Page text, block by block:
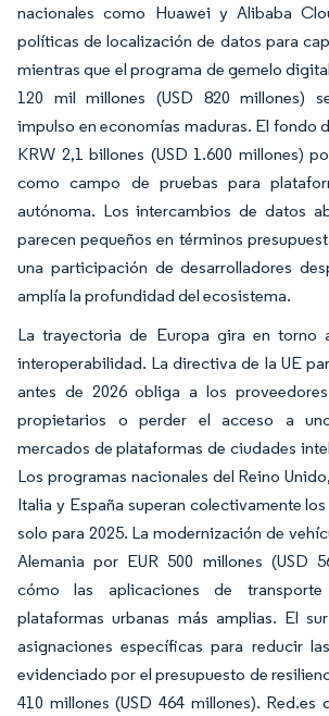
nacionales como Huawei y Alibaba
políticas de localización de datos para
mientras que el programa de gemelo
120 mil millones (USD 820 millones)
impulso en economías maduras. El fondo
KRW 2,1 billones (USD 1.600 millones)
como campo de pruebas para
autónoma. Los intercambios de datos
parecen pequeños en términos
una participación de desarrolladores
amplía la profundidad del ecosistema.
La trayectoria de Europa gira en torno
interoperabilidad. La directiva de la UE
antes de 2026 obliga a los
propietarios o perder el acceso a
mercados de plataformas de ciudades
Los programas nacionales del Reino
Italia y España superan colectivamente los
solo para 2025. La modernización de
Alemania por EUR 500 millones (USD
cómo las aplicaciones de
plataformas urbanas más amplias. El
asignaciones específicas para reducir
evidenciado por el presupuesto de
410 millones (USD 464 millones). Red.es